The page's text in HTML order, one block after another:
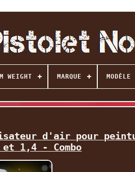
WEIGHT MARQUE MODÈLE
d'air pour
1,4 - Combo